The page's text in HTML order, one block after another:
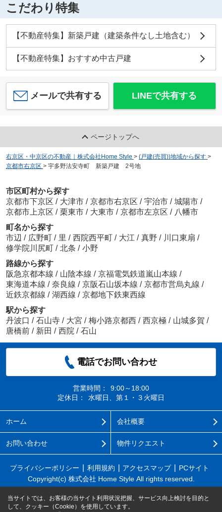
こだわり特集
【不動産特集】新築戸建（建築条件なし土地含む）
【不動産特集】おすすめ中古戸建
メールで共有する LINEで共有する
ページトップへ
右京区・中京区の不動産｜株式会社Home Style > (戸建(売買))地域から探す >
京都市右京区 > 宇多野法安寺町 新築戸建 2号地
市区町村から探す
京都市下京区 / 大津市 / 京都市右京区 / 宇治市 / 城陽市 /
京都市上京区 / 栗東市 / 大東市 / 京都市左京区 / 八幡市
町名から探す
市辺 / 広野町 / 里 / 西院西平町 / 大江 / 真野 / 川口東扇 /
修学院川尻町 / 北条 / 小野
路線から探す
阪急京都本線 / 山陰本線 / 京福電気鉄道嵐山本線 /
東海道本線 / 奈良線 / 京阪石山坂本線 / 京都市営烏丸線 /
近鉄京都線 / 湖西線 / 京都地下鉄東西線
駅から探す
丹波口 / 石山寺 / 大宮 / 梅小路京都西 / 西京極 / 山城多賀 /
唐橋前 / 新田 / 西院 / 石山
電話でお問い合わせ
営業時間：
9:00～18:00
定休日：
水曜日、第１・３火曜日
ホーム 会社概要
お問い合わせ 物件リクエスト
プライバシーポリシー 利用規約 アクセスマップ
PCサイト
Copyright(c) 株式会社 Home Style All rights reserved.
当サイトでは、お客様の当サイト利用状況把握、サービス向上検討を目的と
して、クッキー（Cookie）を使用しています。